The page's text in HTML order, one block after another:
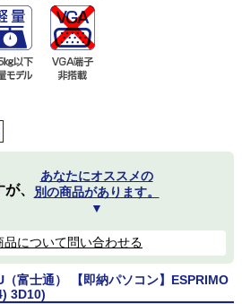
、
あなたにオススメの
別の商品があります。
▼
品について問い合わせる
富士通） 【即納パソコン】ESPRIMO
3D10)